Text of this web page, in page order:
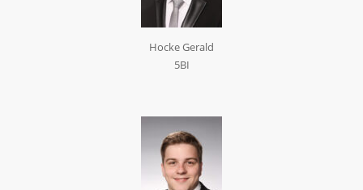
Hocke Gerald
5BI